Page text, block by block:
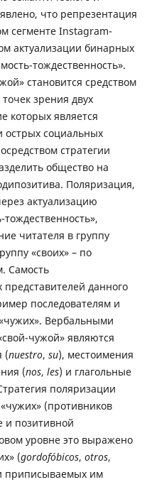
что репрезентация
сегменте Instagram-
актуализации бинарных
тождественность».
становится средством
зрения двух
которых является
острых социальных
стратегии
общество на
Поляризация,
актуализацию
читателя в группу
«своих» – по
Самость
данного
последователям и
Вербальными
чужой» являются
(nuestro, su), местоимения
(nos, les) и глагольные
поляризации
(противников
и позитивной
уровне это выражено
(gordofóbicos, otros,
приписываемых им